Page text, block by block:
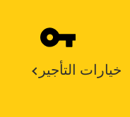
خيارات التأجير